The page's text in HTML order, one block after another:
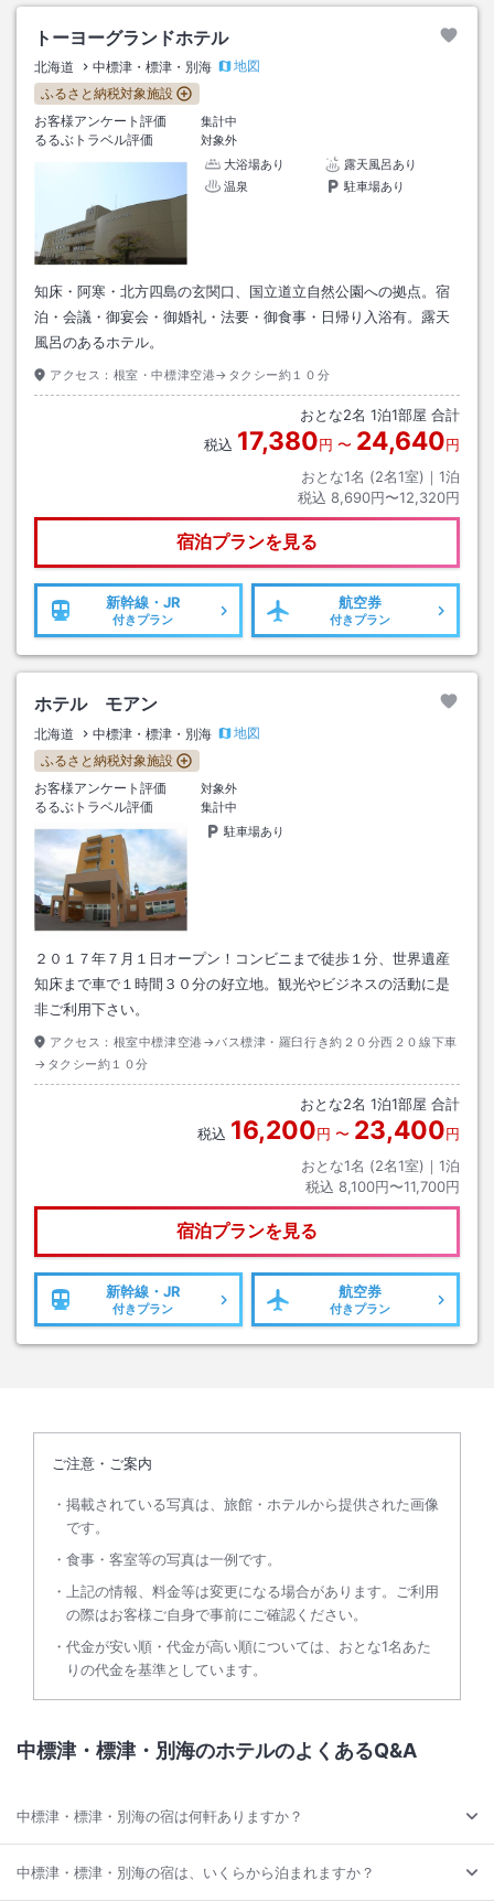
トーヨーグランドホテル
北海道 中標津・標津・別海
地図
ふるさと納税対象施設
お客様アンケート評価
集計中
るるぶトラベル評価
対象外
大浴場あり
露天風呂あり
温泉
駐車場あり
知床・阿寒・北方四島の玄関口、国立道立自然公園への拠点。宿
泊・会議・御宴会・御婚礼・法要・御食事・日帰り入浴有。露天
風呂のあるホテル。
アクセス： 根室・中標津空港→タクシー約１０分
おとな2名 1泊1部屋 合計
税込 17,380円 〜 24,640円
おとな1名 (2名1室)｜ 1泊
税込 8,690円〜12,320円
宿泊プランを見る
新幹線・JR
付きプラン
航空券
付きプラン
ホテル モアン
北海道 中標津・標津・別海
地図
ふるさと納税対象施設
お客様アンケート評価
対象外
るるぶトラベル評価
集計中
駐車場あり
２０１７年７月１日オープン！コンビニまで徒歩１分、世界遺産
知床まで車で１時間３０分の好立地。観光やビジネスの活動に是
非ご利用下さい。
アクセス： 根室中標津空港→バス標津・羅臼行き約２０分西２０線下車
→タクシー約１０分
おとな2名 1泊1部屋 合計
税込 16,200円 〜 23,400円
おとな1名 (2名1室)｜ 1泊
税込 8,100円〜11,700円
宿泊プランを見る
新幹線・JR
付きプラン
航空券
付きプラン
ご注意・ご案内
掲載されている写真は、旅館・ホテルから提供された画像
です。
食事・客室等の写真は一例です。
上記の情報、料金等は変更になる場合があります。ご利用
の際はお客様ご自身で事前にご確認ください。
代金が安い順・代金が高い順については、おとな1名あた
りの代金を基準としています。
中標津・標津・別海のホテルのよくあるQ&A
中標津・標津・別海の宿は何軒ありますか？
中標津・標津・別海の宿は、いくらから泊まれますか？